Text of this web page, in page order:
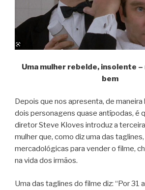
Uma mulher rebelde, insolente –
bem
Depois que nos apresenta, de
dois personagens quase antípodas, é
diretor Steve Kloves introduz a
mulher que, como diz uma das
mercadológicas para vender o filme,
na vida dos irmãos.
Uma das taglines do filme diz: “Por 31